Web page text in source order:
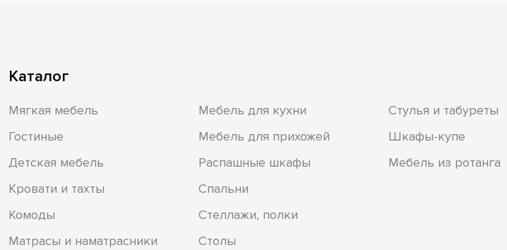
Каталог
Мягкая мебель
Гостиные
Детская мебель
Кровати и тахты
Комоды
Матрасы и наматрасники
Мебель для кухни
Мебель для прихожей
Распашные шкафы
Спальни
Стеллажи, полки
Столы
Стулья и табуреты
Шкафы-купе
Мебель из ротанга